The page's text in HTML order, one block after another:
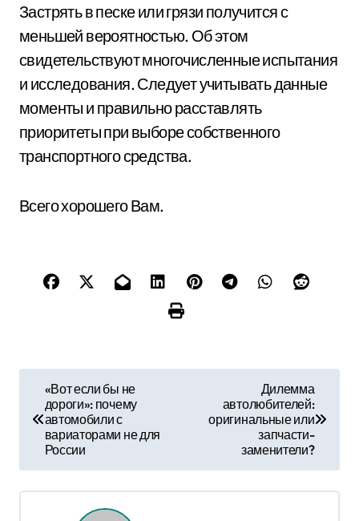
Застрять в песке или грязи получится с
меньшей вероятностью. Об этом
свидетельствуют многочисленные испытания
и исследования. Следует учитывать данные
моменты и правильно расставлять
приоритеты при выборе собственного
транспортного средства.
Всего хорошего Вам.
и
«Вот если бы не
дороги»: почему
автомобили с
вариаторами не для
России
Дилемма
автолюбителей:
оригинальные или
запчасти-
заменители?